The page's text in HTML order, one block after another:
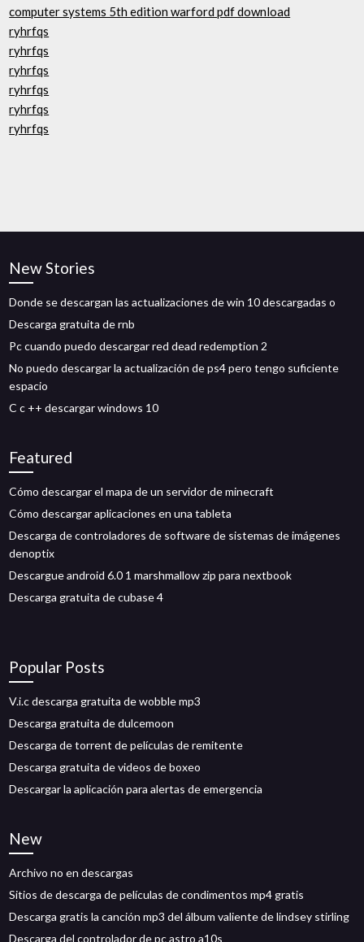
computer systems 5th edition warford pdf download
ryhrfqs
ryhrfqs
ryhrfqs
ryhrfqs
ryhrfqs
ryhrfqs
New Stories
Donde se descargan las actualizaciones de win 10 descargadas o
Descarga gratuita de rnb
Pc cuando puedo descargar red dead redemption 2
No puedo descargar la actualización de ps4 pero tengo suficiente
espacio
C c ++ descargar windows 10
Featured
Cómo descargar el mapa de un servidor de minecraft
Cómo descargar aplicaciones en una tableta
Descarga de controladores de software de sistemas de imágenes
denoptix
Descargue android 6.0 1 marshmallow zip para nextbook
Descarga gratuita de cubase 4
Popular Posts
V.i.c descarga gratuita de wobble mp3
Descarga gratuita de dulcemoon
Descarga de torrent de películas de remitente
Descarga gratuita de videos de boxeo
Descargar la aplicación para alertas de emergencia
New
Archivo no en descargas
Sitios de descarga de películas de condimentos mp4 gratis
Descarga gratis la canción mp3 del álbum valiente de lindsey stirling
Descarga del controlador de pc astro a10s